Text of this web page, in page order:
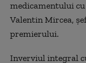
medicamentului
Valentin Mircea,
premierului.
Inverviul integral